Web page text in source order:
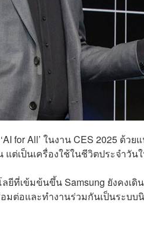
for All’ ในงาน CES 2025 ด้ว
ต่เป็นเครื่องใช้ในชีวิตประจำวัน
ที่เข้มข้นขึ้น Samsung ยังคงเ
ต่อและทำงานร่วมกันเป็นระบบ